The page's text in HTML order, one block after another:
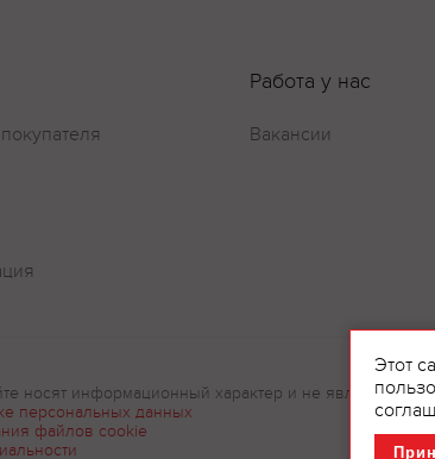
Работа у нас
Вакансии
носят информационный характер и не являются
персональных данных
файлов cookie
Этот